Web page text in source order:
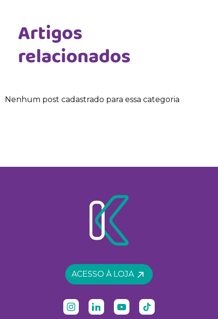
Artigos
relacionados
Nenhum post cadastrado para essa categoria
ACESSO À LOJA